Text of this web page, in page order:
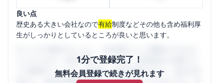
良い点
歴史ある大きい会社なので有給制度などその他も含め福利厚
生がしっかりとしているところが良いと思います。
1分で登録完了！
無料会員登録で続きが見れます
うになります。SHEHUB(シーハブ)は、女性限定の企業口コ
ミの投稿サイトです。給与面・女性の働きやすさ・会社の評